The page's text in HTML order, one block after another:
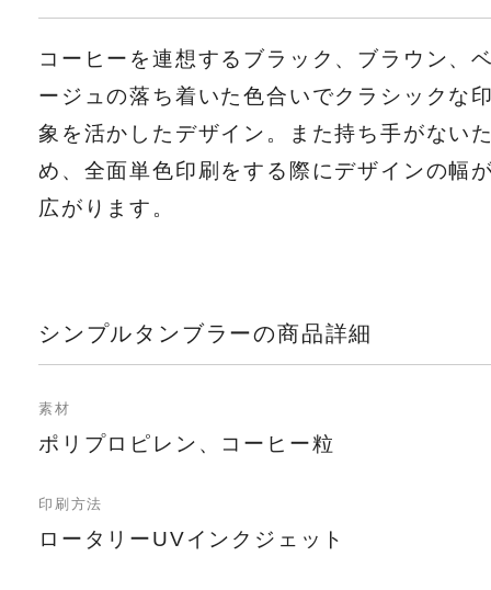
コーヒーを連想するブラック、ブラウン、
ージュの落ち着いた色合いでクラシックな
象を活かしたデザイン。また持ち手がない
め、全面単色印刷をする際にデザインの幅
広がります。
シンプルタンブラーの商品詳細
素材
ポリプロピレン、コーヒー粒
印刷方法
ロータリーUVインクジェット